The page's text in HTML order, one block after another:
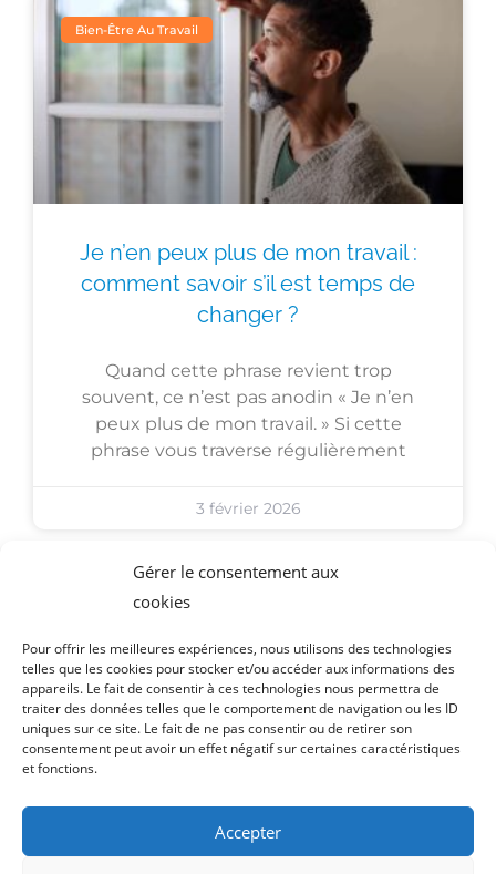
Gérer le consentement aux
cookies
Pour offrir les meilleures expériences, nous utilisons des technologies
telles que les cookies pour stocker et/ou accéder aux informations des
appareils. Le fait de consentir à ces technologies nous permettra de
traiter des données telles que le comportement de navigation ou les ID
uniques sur ce site. Le fait de ne pas consentir ou de retirer son
consentement peut avoir un effet négatif sur certaines caractéristiques
et fonctions.
Accepter
Bien-Être Au Travail
Je n’en peux plus de mon travail :
comment savoir s’il est temps de
changer ?
Quand cette phrase revient trop
souvent, ce n’est pas anodin « Je n’en
peux plus de mon travail. » Si cette
phrase vous traverse régulièrement
3 février 2026
Entretien de découverte sur